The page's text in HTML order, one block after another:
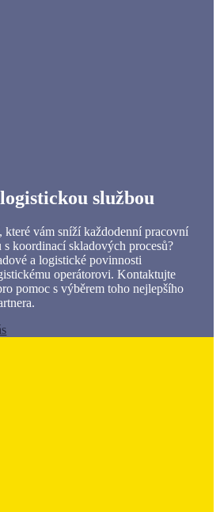
službou
které vám sníží každodenní pracovní
s koordinací skladových procesů?
a logistické povinnosti
operátorovi. Kontaktujte
pomoc s výběrem toho nejlepšího